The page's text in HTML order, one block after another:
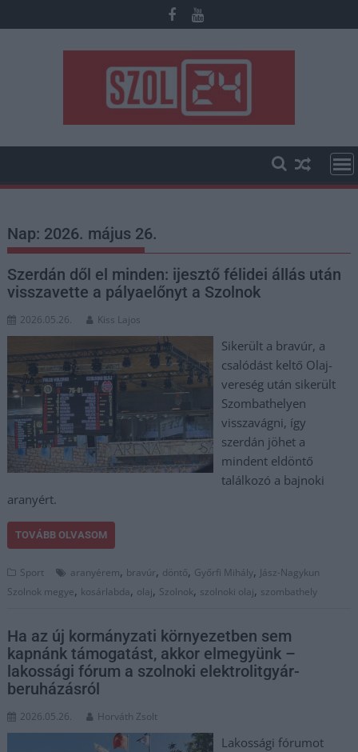
to
Nap: 2026. május 26.
Szerdán dől el minden: ijesztő félidei állás után
visszavette a pályaelőnyt a Szolnok
2026.05.26. Kiss Lajos
Sikerült a bravúr, a
csalódást keltő Olaj-
vereség után sikerült
Szombathelyen
visszavágni, így
szerdán jöhet a
mindent eldöntő
találkozó a bajnoki
aranyért.
TOVÁBB OLVASOM
Sport aranyérem, bravúr, döntő, Győrfi Mihály, Jász-Nagykun
Szolnok megye, kosárlabda, olaj, Szolnok, szolnoki olaj, szombathely
Ha az új kormányzati környezetben sem
kapnánk támogatást, akkor elmegyünk –
lakossági fórum a szolnoki elektrolitgyár-
beruházásról
2026.05.26. Horváth Zsolt
Lakossági fórumot